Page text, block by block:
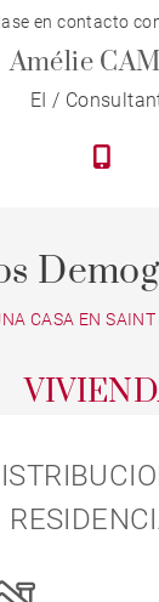
en contacto
Amélie
EI /
CASA EN